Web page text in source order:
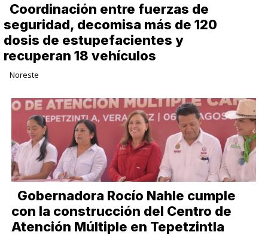
Coordinación entre fuerzas de
seguridad, decomisa más de 120
dosis de estupefacientes y
recuperan 18 vehículos
Noreste
Gobernadora Rocío Nahle cumple
con la construcción del Centro de
Atención Múltiple en Tepetzintla